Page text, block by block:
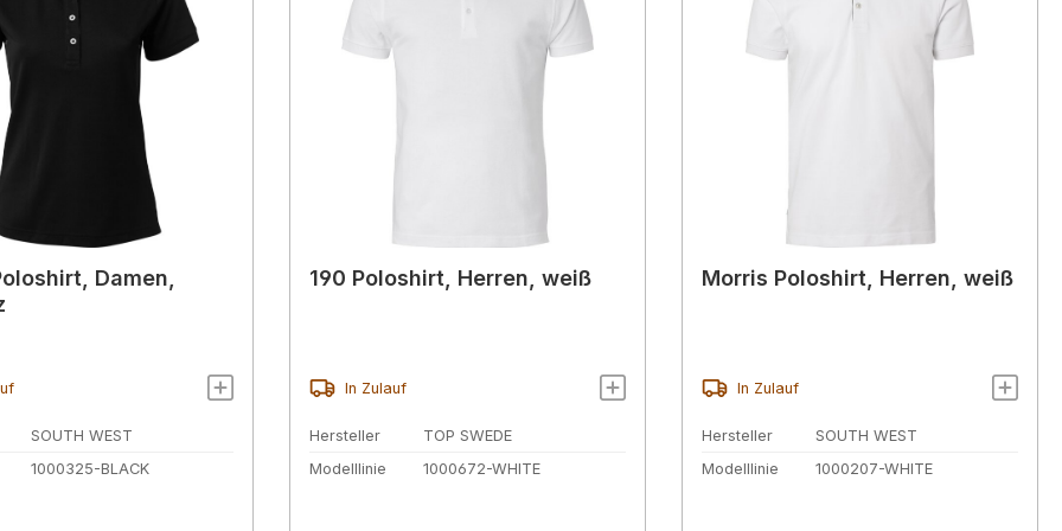
Damen,
SOUTH WEST
1000325-BLACK
190 Poloshirt, Herren, weiß
In Zulauf
Hersteller
TOP SWEDE
Modelllinie
1000672-WHITE
Morris Poloshirt, Herren, weiß
In Zulauf
Hersteller
SOUTH WEST
Modelllinie
1000207-WHITE